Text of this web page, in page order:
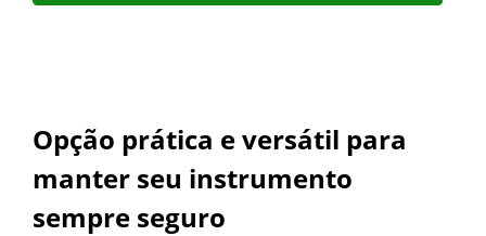
Opção prática e versátil para
manter seu instrumento
sempre seguro